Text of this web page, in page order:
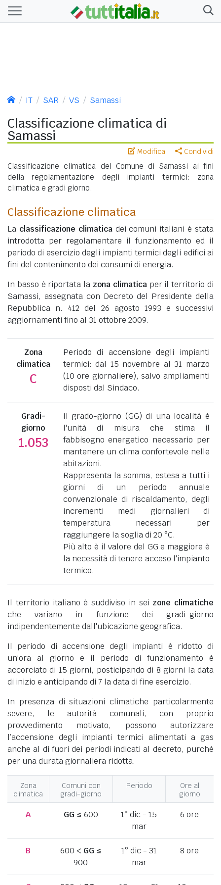
IT SAR VS Samassi
Classificazione climatica di
Samassi
Modifica Condividi
Classificazione climatica del Comune di Samassi ai fini
della regolamentazione degli impianti termici: zona
climatica e gradi giorno.
Classificazione climatica
La classificazione climaticadei comuni italiani è stata
introdotta per regolamentare il funzionamento ed il
periodo di esercizio degli impianti termici degli edifici ai
fini del contenimento dei consumi di energia.
In basso è riportata la zona climaticaper il territorio di
Samassi, assegnata con Decreto del Presidente della
Repubblica n. 412 del 26 agosto 1993 e successivi
aggiornamenti fino al 31 ottobre 2009.
Zona
climatica
C
Periodo di accensione degli impianti
termici: dal 15 novembre al 31 marzo
(10 ore giornaliere), salvo ampliamenti
disposti dal Sindaco.
Gradi-
giorno
1.053
Il grado-giorno (GG) di una località è
l'unità di misura che stima il
fabbisogno energetico necessario per
mantenere un clima confortevole nelle
abitazioni.
Rappresenta la somma, estesa a tutti i
giorni di un periodo annuale
convenzionale di riscaldamento, degli
incrementi medi giornalieri di
temperatura necessari per
raggiungere la soglia di 20 °C.
Più alto è il valore del GG e maggiore è
la necessità di tenere acceso l'impianto
termico.
Il territorio italiano è suddiviso in sei zone climatiche
che variano in funzione dei gradi-giorno
indipendentemente dall'ubicazione geografica.
Il periodo di accensione degli impianti è ridotto di
un’ora al giorno e il periodo di funzionamento è
accorciato di 15 giorni, posticipando di 8 giorni la data
di inizio e anticipando di 7 la data di fine esercizio.
In presenza di situazioni climatiche particolarmente
severe, le autorità comunali, con proprio
provvedimento motivato, possono autorizzare
l’accensione degli impianti termici alimentati a gas
anche al di fuori dei periodi indicati al decreto, purché
per una durata giornaliera ridotta.
Zona
climatica
Comuni con
gradi-giorno
Periodo
Ore al
giorno
A GG ≤ 600
1° dic - 15
mar
6 ore
B 600 < GG ≤
900
1° dic - 31
mar
8 ore